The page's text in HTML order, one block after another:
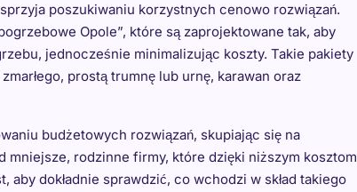
poszukiwaniu korzystnych cenowo rozwiązań.
Opole”, które są zaprojektowane tak, aby
jednocześnie minimalizując koszty. Takie pakiety
prostą trumnę lub urnę, karawan oraz
budżetowych rozwiązań, skupiając się na
mniejsze, rodzinne firmy, które dzięki niższym kosztom
dokładnie sprawdzić, co wchodzi w skład takiego